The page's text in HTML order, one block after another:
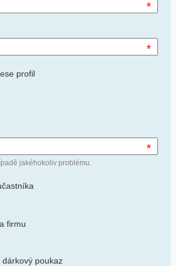
*
*
profil
*
jakéhokoliv problému.
firmu
dárkový poukaz